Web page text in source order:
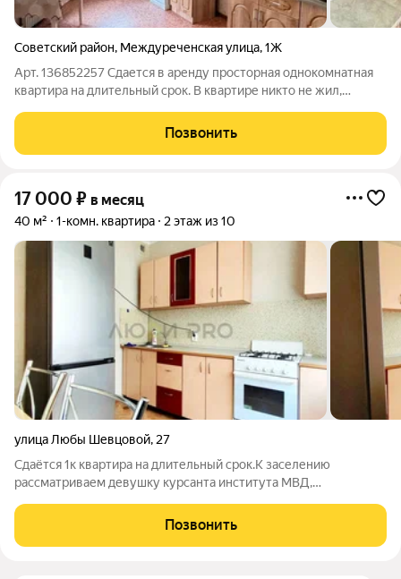
Советский район, Междуреченская улица,1Ж
Арт. 136852257 Сдается в аренду просторная однокомнатная
квартира на длительный срок. В квартире никто не жил,
молодой пары. Квартира располагает светлой и уютной
комнатой, где легко
Позвонить
17 000 ₽ в месяц
40 м² 1-комн. квартира 2 этаж из 10
улица Любы Шевцовой, 27
Сдаётся 1к квартира на длительный срок.К заселению
рассматриваем девушку курсанта института МВД,
ребёнком. СТРОГО БЕЗ ЖИВОТНЫХ! В квартире есть вся
необходимая мебель и техника.Комфортный
Позвонить